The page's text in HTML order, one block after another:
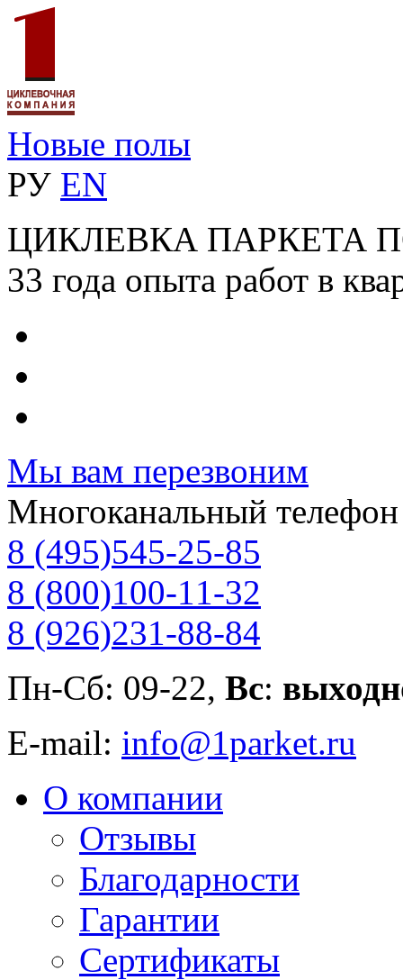
Новые полы
РУ EN
ЦИКЛЕВКА ПАРКЕТА
33 года опыта работ в
Мы вам перезвоним
Многоканальный телефон
8 (495)545-25-85
8 (800)100-11-32
8 (926)231-88-84
Пн-Сб: 09-22, Вс:
E-mail: info@1parket.ru
О компании
Отзывы
Благодарности
Гарантии
Сертификаты